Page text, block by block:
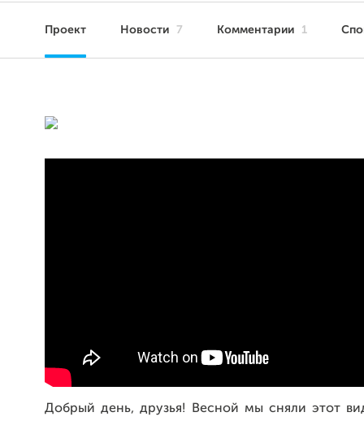
Проект Новости 7 Комментарии 1
Добрый день, друзья! Весной мы сняли этот